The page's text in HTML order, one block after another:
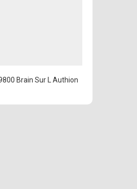
Brain Sur L Authion